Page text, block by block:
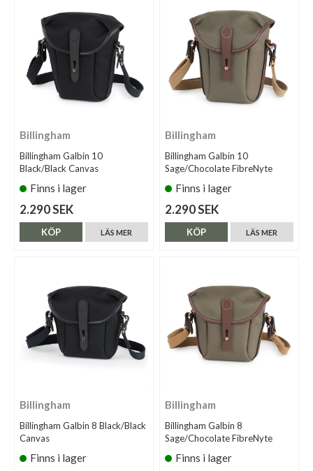
Billingham
Billingham Galbin 10
Black/Black Canvas
Finns i lager
2.290 SEK
LÄS MER
KÖP
Billingham
Billingham Galbin 10
Sage/Chocolate FibreNyte
Finns i lager
2.290 SEK
LÄS MER
KÖP
Billingham
Billingham Galbin 8 Black/Black
Canvas
Finns i lager
Billingham
Billingham Galbin 8
Sage/Chocolate FibreNyte
Finns i lager